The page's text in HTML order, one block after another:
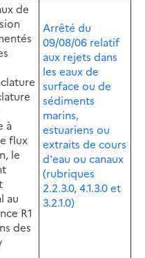
de
à
flux
le
au
R1
des
Arrêté du
09/08/06 relatif
aux rejets dans
les eaux de
surface ou de
sédiments
marins,
estuariens ou
extraits de cours
d'eau ou canaux
(rubriques
2.2.3.0, 4.1.3.0 et
3.2.1.0)